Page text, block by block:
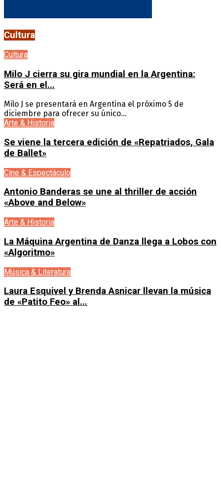
Cultura
Cultura
Milo J cierra su gira mundial en la Argentina:
Será en el...
Milo J se presentará en Argentina el próximo 5 de
diciembre para ofrecer su único...
Arte & Historia
Se viene la tercera edición de «Repatriados, Gala
de Ballet»
Cine & Espectáculo
Antonio Banderas se une al thriller de acción
«Above and Below»
Arte & Historia
La Máquina Argentina de Danza llega a Lobos con
«Algoritmo»
Música & Literatura
Laura Esquivel y Brenda Asnicar llevan la música
de «Patito Feo» al...